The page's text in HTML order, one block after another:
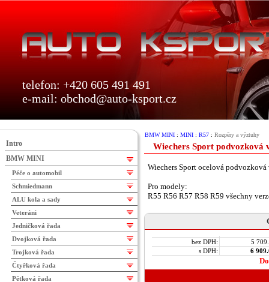
telefon: +420 605 491 491
e-mail: obchod@auto-ksport.cz
BMW MINI : MINI : R57 : Rozpěry a výztuhy
Wiechers Sport podvozková
Wiechers Sport ocelová
Pro modely:
R55 R56 R57 R58 R59 všechny
bez DPH:
5
s DPH:
6
Intro
BMW MINI
Péče o automobil
Schmiedmann
ALU kola a sady
Veteráni
Jedničková řada
Dvojková řada
Trojková řada
Čtyřková řada
Pětková řada